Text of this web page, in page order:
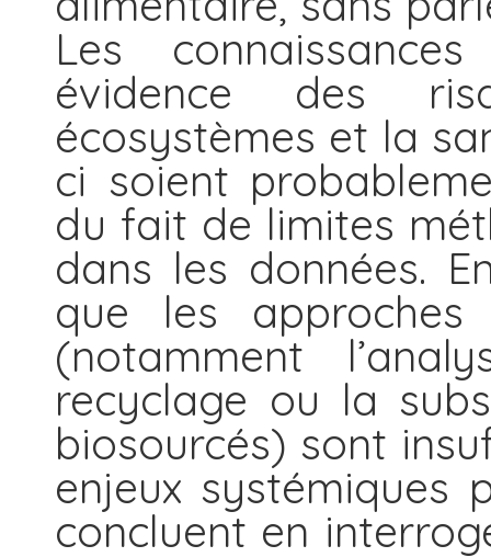
Les
évidence des
écosystèmes et la
ci soient
du fait de limites
dans les données.
que les
(notamment
recyclage ou la
biosourcés) sont
enjeux systémiques
concluent en